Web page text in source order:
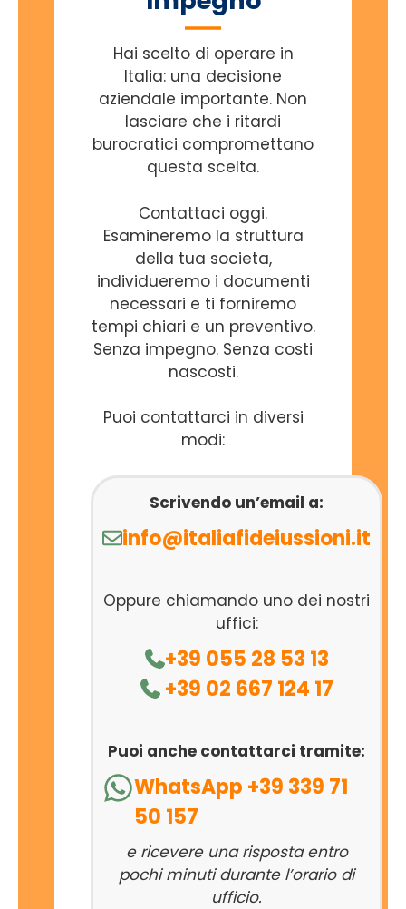
Hai scelto di operare in
Italia: una decisione
aziendale importante. Non
lasciare che i ritardi
burocratici compromettano
questa scelta.
Contattaci oggi.
Esamineremo la struttura
della tua societa,
individueremo i documenti
necessari e ti forniremo
tempi chiari e un preventivo.
Senza impegno. Senza costi
nascosti.
Puoi contattarci in diversi
modi:
Scrivendo un’email a:
info@italiafideiussioni.it
Oppure chiamando uno dei nostri
uffici:
+39 055 28 53 13
+39 02 667 124 17
Puoi anche contattarci tramite:
WhatsApp +39 339 71
50 157
e ricevere una risposta entro
pochi minuti durante l’orario di
ufficio.